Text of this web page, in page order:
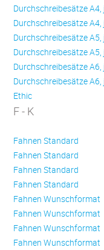
Durchschreibesätze A4,
Durchschreibesätze A4,
Durchschreibesätze A5,
Durchschreibesätze A5,
Durchschreibesätze A6,
Durchschreibesätze A6,
Ethic
F - K
Fahnen Standard
Fahnen Standard
Fahnen Standard
Fahnen Standard
Fahnen Wunschformat
Fahnen Wunschformat
Fahnen Wunschformat
Fahnen Wunschformat